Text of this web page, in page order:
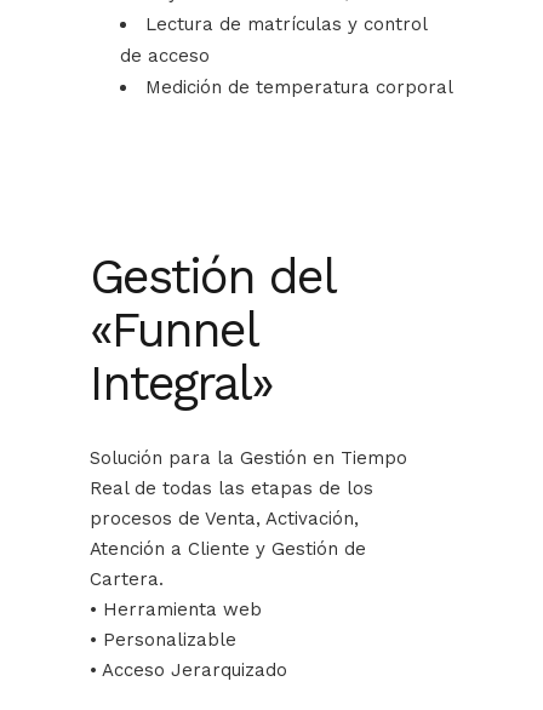
Lectura de matrículas y control
de acceso
Medición de temperatura corporal
Gestión del
«Funnel
Integral»
Solución para la Gestión en Tiempo
Real de todas las etapas de los
procesos de Venta, Activación,
Atención a Cliente y Gestión de
Cartera.
• Herramienta web
• Personalizable
• Acceso Jerarquizado